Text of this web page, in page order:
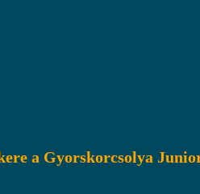
a Gyorskorcsolya